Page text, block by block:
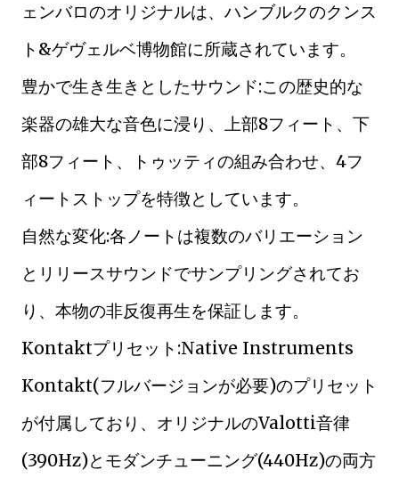
ェンバロのオリジナルは、ハンブルクのクンス
ト&ゲヴェルベ博物館に所蔵されています。
豊かで生き生きとしたサウンド:この歴史的な
楽器の雄大な音色に浸り、上部8フィート、下
部8フィート、トゥッティの組み合わせ、4フ
ィートストップを特徴としています。
自然な変化:各ノートは複数のバリエーション
とリリースサウンドでサンプリングされてお
り、本物の非反復再生を保証します。
Kontaktプリセット:Native Instruments
Kontakt(フルバージョンが必要)のプリセット
が付属しており、オリジナルのValotti音律
(390Hz)とモダンチューニング(440Hz)の両方